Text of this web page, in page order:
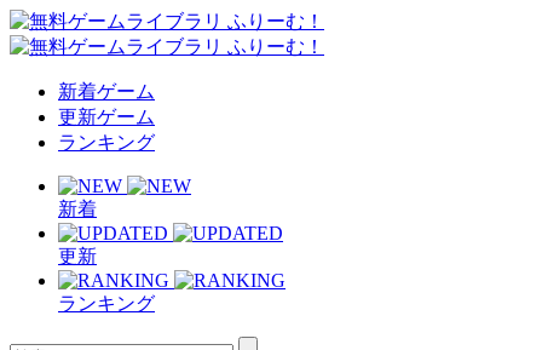
新着ゲーム
更新ゲーム
ランキング
新着
更新
ランキング